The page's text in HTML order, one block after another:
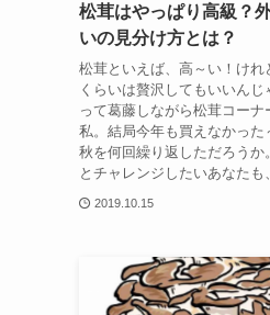
松茸はやっぱり高級？
いの見分け方とは？
松茸といえば、高～い！けれ
くらいは贅沢してもいいんじ
って葛藤しながら松茸コーナ
私。結局今年も買えなかった
秋を何回繰り返しただろうか
とチャレンジしたいあなたも
2019.10.15